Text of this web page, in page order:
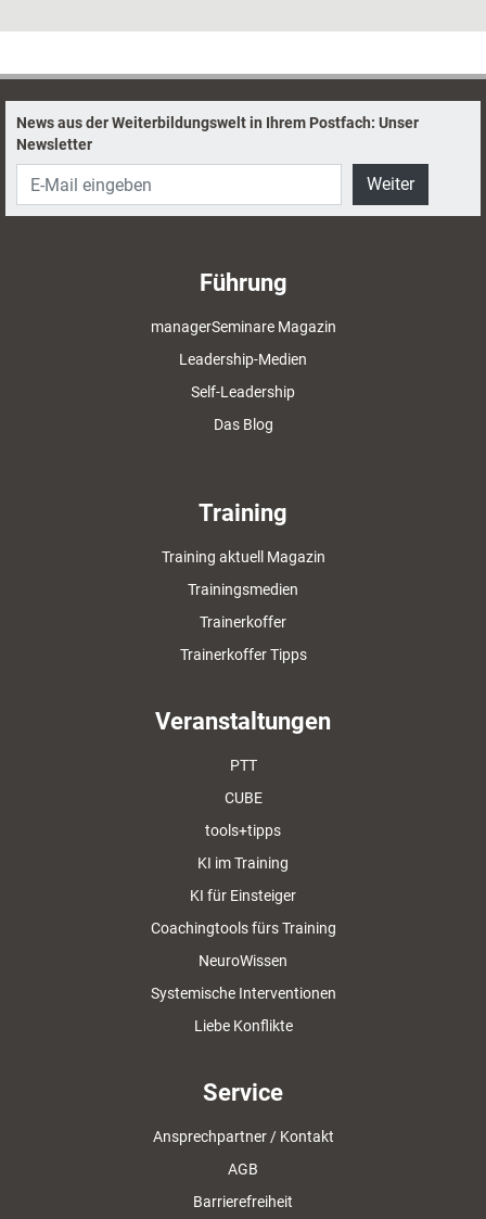
News aus der Weiterbildungswelt in Ihrem Postfach: Unser
Newsletter
Weiter
Führung
managerSeminare Magazin
Leadership-Medien
Self-Leadership
Das Blog
Training
Training aktuell Magazin
Trainingsmedien
Trainerkoffer
Trainerkoffer Tipps
Veranstaltungen
PTT
CUBE
tools+tipps
KI im Training
KI für Einsteiger
Coachingtools fürs Training
NeuroWissen
Systemische Interventionen
Liebe Konflikte
Service
Ansprechpartner / Kontakt
AGB
Barrierefreiheit